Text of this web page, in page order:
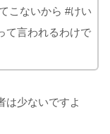
こないから #けい
て言われるわけで
は少ないですよ